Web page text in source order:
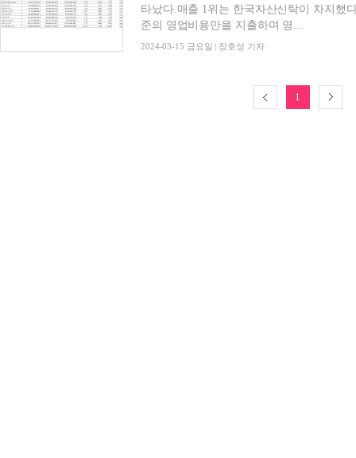
타났다.매출 1위는 한국자산신탁이 차지했
준의 영업비용만을 지출하며 영...
2024-03-15 금요일 | 장호성 기자
1